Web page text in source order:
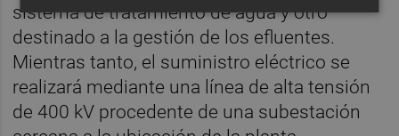
sistema de tratamiento de agua y otro
destinado a la gestión de los efluentes.
Mientras tanto, el suministro eléctrico se
realizará mediante una línea de alta tensión
de 400 kV procedente de una subestación